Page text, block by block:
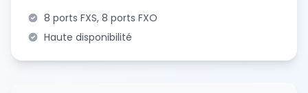
8 ports FXS, 8 ports FXO
Haute disponibilité